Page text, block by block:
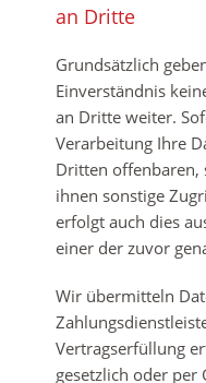
an Dritte
Grundsätzlich
Einverständnis
an Dritte weiter.
Verarbeitung Ihre
Dritten offenbaren,
ihnen sonstige
erfolgt auch dies
einer der zuvor
Wir übermitteln
Vertragserfüllung
gesetzlich oder per